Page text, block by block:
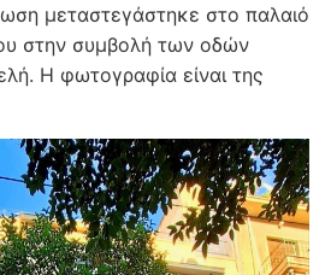
μεταστεγάστηκε στο παλαιό
στην συμβολή των οδών
Η φωτογραφία είναι της